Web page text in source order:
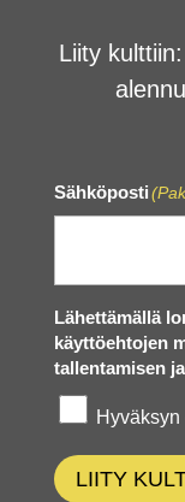
Liity
Sähköposti
Lähettämällä
käyttöehtojen
tallentamisen
Hyväksyn
LIITY